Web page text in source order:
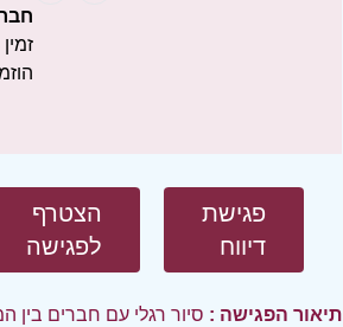
זמין
הצטרף
לפגישה
פגישת
דיווח
תיאור הפגישה : סיור רגלי עם חברים בין